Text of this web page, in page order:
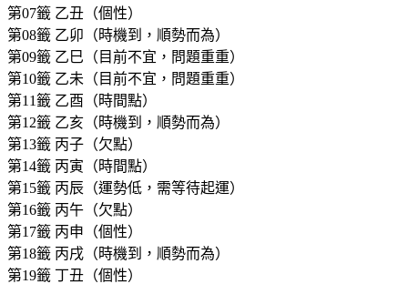
第07籤 乙丑（個性）
第08籤 乙卯（時機到，順勢而為）
第09籤 乙巳（目前不宜，問題重重）
第10籤 乙未（目前不宜，問題重重）
第11籤 乙酉（時間點）
第12籤 乙亥（時機到，順勢而為）
第13籤 丙子（欠點）
第14籤 丙寅（時間點）
第15籤 丙辰（運勢低，需等待起運）
第16籤 丙午（欠點）
第17籤 丙申（個性）
第18籤 丙戌（時機到，順勢而為）
第19籤 丁丑（個性）